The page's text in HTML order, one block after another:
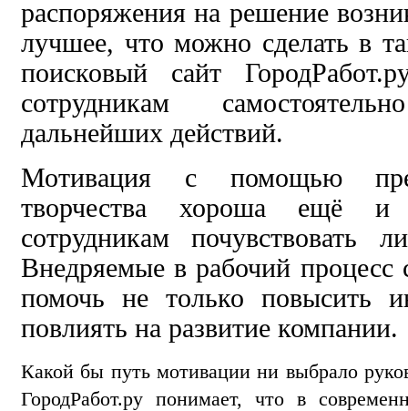
распоряжения на решение
лучшее, что можно сделать в
поисковый сайт
сотрудникам
дальнейших действий.
Мотивация с помощью
творчества хороша ещё и
сотрудникам почувствовать
Внедряемые в рабочий процесс
помочь не только повысить
повлиять на развитие компании.
Какой бы путь мотивации ни выбрало
ГородРабот.ру понимает, что в